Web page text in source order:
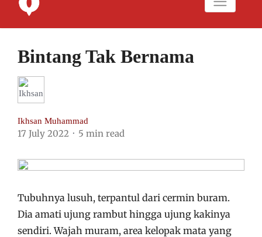
Bintang Tak Bernama
Ikhsan Muhammad
17 July 2022 5 min read
Tubuhnya lusuh, terpantul dari cermin buram.
Dia amati ujung rambut hingga ujung kakinya
sendiri. Wajah muram, area kelopak mata yang